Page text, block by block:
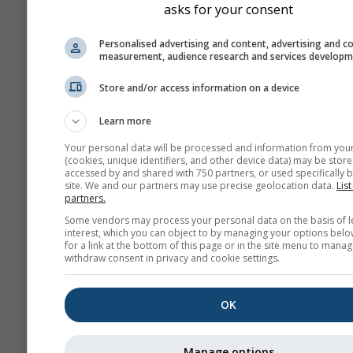
um pouco diferentes dos
Pode encontrar a altitude
coordenadas.
Durante um mês, há
diárias para valores
máximos e médios. Para
meses há agregações
Também oferecemos
brutos para venda. Por
entre em contacto
Os dados meteorológicos
asks for your consent
Personalised advertising and content, advertising and
measurement, audience research and services
Store and/or access information on a device
Learn more
Your personal data will be processed and information from
(cookies, unique identifiers, and other device data) may be
accessed by and shared with 750 partners, or used specifically
site. We and our partners may use precise geolocation data.
partners.
Some vendors may process your personal data on the basis of
interest, which you can object to by managing your options
for a link at the bottom of this page or in the site menu to
withdraw consent in privacy and cookie settings.
OK